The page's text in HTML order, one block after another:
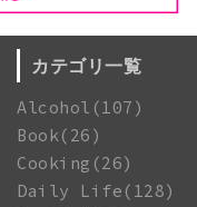
カテゴリ一覧
Alcohol(107)
Book(26)
Cooking(26)
Daily Life(128)